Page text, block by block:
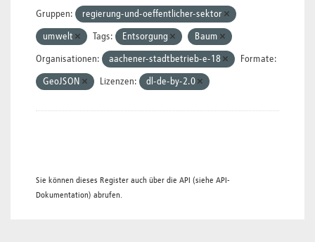
Gruppen: regierung-und-oeffentlicher-sektor
umwelt Tags: Entsorgung Baum
Organisationen: aachener-stadtbetrieb-e-18 Formate:
GeoJSON Lizenzen: dl-de-by-2.0
Sie können dieses Register auch über die API (siehe API-
Dokumentation) abrufen.